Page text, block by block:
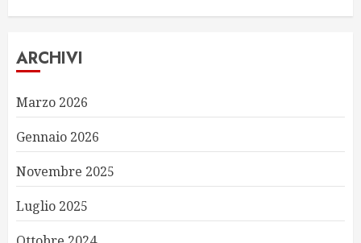
ARCHIVI
Marzo 2026
Gennaio 2026
Novembre 2025
Luglio 2025